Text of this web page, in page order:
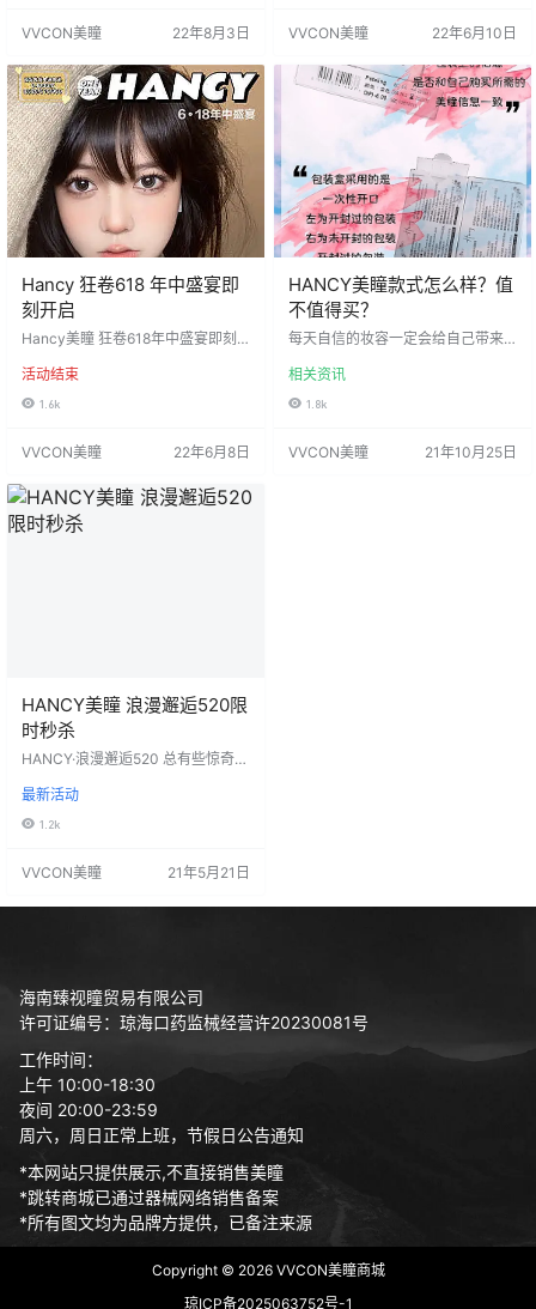
货地:陕西省西安市 默认中通快递
南「昆明除外」、东三省「省会除
外」、青海、宁夏、甘肃）属偏远
发件+10元 ￼࿠…
VVCON美瞳 22年8月3日
年6月10日-结束会通知 发货地:陕西
藏、内蒙古、海南、云南「昆明除
外」、东三省「省会除外」、青
海、宁夏、甘肃）属偏远发件+10元
VVCON美瞳 22年6月10日
Hancy 狂卷618 年中盛宴即
刻开启
Hancy美瞳 狂卷618年中盛宴即刻
仓季已来到，99/副没有套路 独家泪
眼无感高端定制线 活动时间：2022
疆、西藏、内蒙古、海南、云南
外」、青海、宁夏、甘肃）属偏远
发件+10元 ￼️因疫情及停运地区或需
发顺丰件+15元/到付 工厂：icodi …
活动结束
1.6k
VVCON美瞳 22年6月8日
HANCY美瞳款式怎么样？值
不值得买？
每天自信的妆容一定会给自己带来
瞳来增加妆容的自信感，所以有很
多的美眉也开始购买美瞳，而美瞳
的时候，很多的美眉都会直接在购
相关资讯
1.8k
VVCON美瞳 21年10月25日
HANCY美瞳 浪漫邂逅520限
时秒杀
HANCY·浪漫邂逅520 总有些惊奇的
宾的夏日混血系列 只为坠入爱河的
你独家定制 我想我会在平凡的日子
里 反反复复爱上你 活动价：99/副 1
杀折扣现已开启 活动时间：5.18-5.
221818 代理价
最新活动
1.2k
VVCON美瞳 21年5月21日
海南臻视瞳贸易有限公司
许可证编号：琼海口药监械经营许20230081号
工作时间：
上午 10:00-18:30
夜间 20:00-23:59
周六，周日正常上班，节假日公告通知
*本网站只提供展示,不直接销售美瞳
*跳转商城已通过器械网络销售备案
*所有图文均为品牌方提供，已备注来源
Copyright © 2026VVCON美瞳商城
琼ICP备2025063752号-1